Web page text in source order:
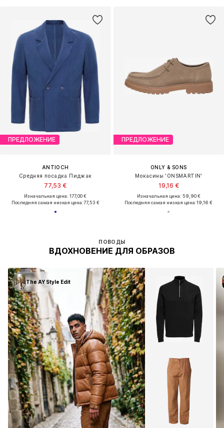
ПРЕДЛОЖЕНИЕ
ANTIOCH
Средняя посадка Пиджак
77,53 €
Изначальная цена: 177,00 €
Последняя самая низкая цена:77,53 €
ПРЕДЛОЖЕНИЕ
ONLY & SONS
Мокасины 'ONSMARTIN'
19,16 €
Изначальная цена: 59,90 €
Последняя самая низкая цена:19,16 €
ПОВОДЫ
ВДОХНОВЕНИЕ ДЛЯ ОБРАЗОВ
The AY Style Edit